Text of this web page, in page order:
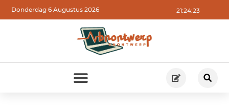
21:24:24
Donderdag 6 Augustus 2026